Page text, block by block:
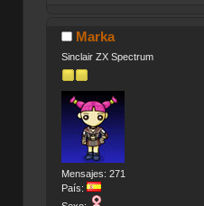
Marka
Sinclair ZX Spectrum
Mensajes: 271
País: